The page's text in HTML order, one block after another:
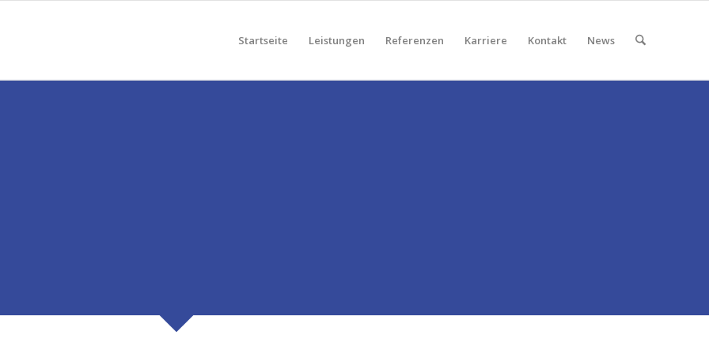
Startseite Leistungen Referenzen Karriere Kontakt News